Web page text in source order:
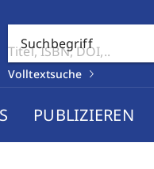
Suchbegriff
Volltextsuche
PUBLIZIEREN